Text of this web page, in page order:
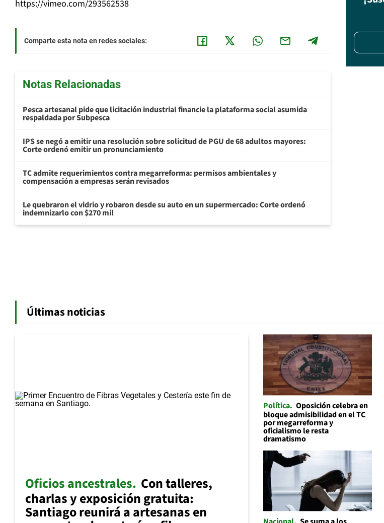
https://vimeo.com/293562538
Comparte esta nota en redes sociales:
Notas Relacionadas
Pesca artesanal pide que licitación industrial financie la plataforma social asumida
respaldada por Subpesca
IPS se negó a emitir una resolución sobre solicitud de PGU de 68 adultos mayores:
Corte ordenó emitir un pronunciamiento
TC admite requerimientos contra megarreforma: permisos ambientales y
compensación a empresas serán revisados
Le quebraron el vidrio y robaron desde su auto en un supermercado: Corte ordenó
indemnizarlo con $270 mil
Últimas noticias
Oficios ancestrales Con talleres,
charlas y exposición gratuita:
Santiago reunirá a artesanas en
Política Oposición celebra en
bloque admisibilidad en el TC
por megarreforma y
oficialismo le resta
dramatismo